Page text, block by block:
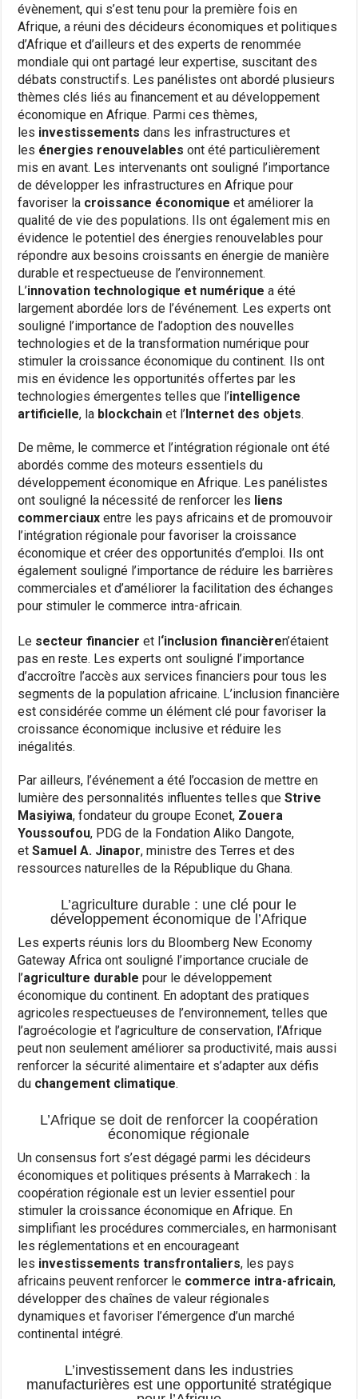
évènement, qui s’est tenu pour la première fois en
Afrique, a réuni des décideurs économiques et politiques
d’Afrique et d’ailleurs et des experts de renommée
mondiale qui ont partagé leur expertise, suscitant des
débats constructifs. Les panélistes ont abordé plusieurs
thèmes clés liés au financement et au développement
économique en Afrique. Parmi ces thèmes,
les investissementsdans les infrastructures et
les énergies renouvelables ont été particulièrement
mis en avant. Les intervenants ont souligné l’importance
de développer les infrastructures en Afrique pour
favoriser la croissance économiqueet améliorer la
qualité de vie des populations. Ils ont également mis en
évidence le potentiel des énergies renouvelables pour
répondre aux besoins croissants en énergie de manière
durable et respectueuse de l’environnement.
L’innovation technologique et numérique a été
largement abordée lors de l’événement. Les experts ont
souligné l’importance de l’adoption des nouvelles
technologies et de la transformation numérique pour
stimuler la croissance économique du continent. Ils ont
mis en évidence les opportunités offertes par les
technologies émergentes telles que l’intelligence
artificielle, la blockchainet l’Internet des objets.
De même, le commerce et l’intégration régionale ont été
abordés comme des moteurs essentiels du
développement économique en Afrique. Les panélistes
ont souligné la nécessité de renforcer les liens
commerciauxentre les pays africains et de promouvoir
l’intégration régionale pour favoriser la croissance
économique et créer des opportunités d’emploi. Ils ont
également souligné l’importance de réduire les barrières
commerciales et d’améliorer la facilitation des échanges
pour stimuler le commerce intra-africain.
Le secteur financier et l‘inclusion financièren’étaient
pas en reste. Les experts ont souligné l’importance
d’accroître l’accès aux services financiers pour tous les
segments de la population africaine. L’inclusion financière
est considérée comme un élément clé pour favoriser la
croissance économique inclusive et réduire les
inégalités.
Par ailleurs, l’événement a été l’occasion de mettre en
lumière des personnalités influentes telles queStrive
Masiyiwa, fondateur du groupe Econet, Zouera
Youssoufou, PDG de la Fondation Aliko Dangote,
etSamuel A. Jinapor, ministre des Terres et des
ressources naturelles de la République du Ghana.
L’agriculture durable : une clé pour le
développement économique de l’Afrique
Les experts réunis lors du Bloomberg New Economy
Gateway Africa ont souligné l’importance cruciale de
l’agriculture durable pour le développement
économique du continent. En adoptant des pratiques
agricoles respectueuses de l’environnement, telles que
l’agroécologie et l’agriculture de conservation, l’Afrique
peut non seulement améliorer sa productivité, mais aussi
renforcer la sécurité alimentaire et s’adapter aux défis
du changement climatique.
L’Afrique se doit de renforcer la coopération
économique régionale
Un consensus fort s’est dégagé parmi les décideurs
économiques et politiques présents à Marrakech : la
coopération régionale est un levier essentiel pour
stimuler la croissance économique en Afrique. En
simplifiant les procédures commerciales, en harmonisant
les réglementations et en encourageant
les investissements transfrontaliers, les pays
africains peuvent renforcer le commerce intra-africain,
développer des chaînes de valeur régionales
dynamiques et favoriser l’émergence d’un marché
continental intégré.
L’investissement dans les industries
manufacturières est une opportunité stratégique